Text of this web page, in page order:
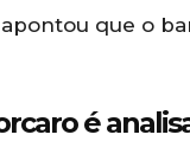
que o
é